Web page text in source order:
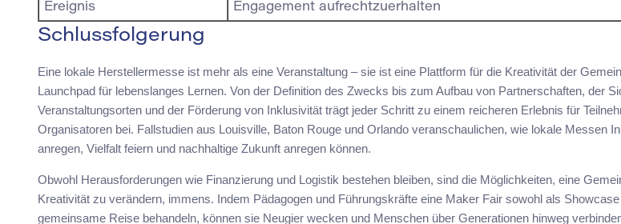
Ereignis
Engagement aufrechtzuerhalten
Schlussfolgerung
Eine lokale Herstellermesse ist mehr als eine Veranstaltung – sie ist eine Plattform für die Kreativität der
Launchpad für lebenslanges Lernen. Von der Definition des Zwecks bis zum Aufbau von Partnerschaften, der
Veranstaltungsorten und der Förderung von Inklusivität trägt jeder Schritt zu einem reicheren Erlebnis für
Organisatoren bei. Fallstudien aus Louisville, Baton Rouge und Orlando veranschaulichen, wie lokale Messen
anregen, Vielfalt feiern und nachhaltige Zukunft anregen können.
Obwohl Herausforderungen wie Finanzierung und Logistik bestehen bleiben, sind die Möglichkeiten, eine
Kreativität zu verändern, immens. Indem Pädagogen und Führungskräfte eine Maker Fair sowohl als
gemeinsame Reise behandeln, können sie Neugier wecken und Menschen über Generationen hinweg